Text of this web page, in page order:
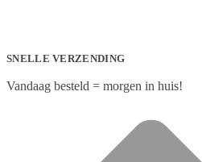
SNELLE VERZENDING
Vandaag besteld = morgen in huis!